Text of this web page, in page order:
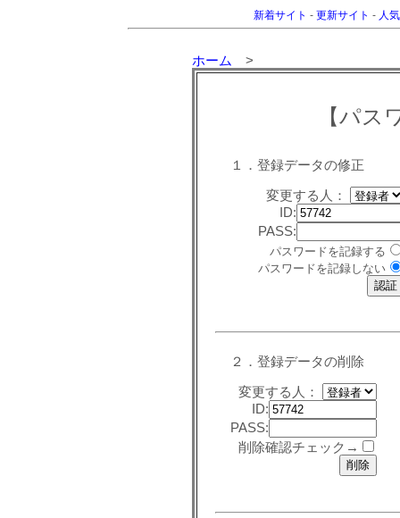
新着サイト - 更新サイト - 人
ホーム >
【パス
１．登録データの修正
変更する人：
ID:
PASS:
パスワードを記録する
パスワードを記録しない
２．登録データの削除
変更する人：
ID:
PASS:
削除確認チェック→